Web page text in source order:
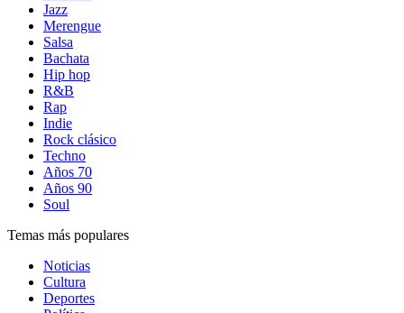
Jazz
Merengue
Salsa
Bachata
Hip hop
R&B
Rap
Indie
Rock clásico
Techno
Años 70
Años 90
Soul
Temas más populares
Noticias
Cultura
Deportes